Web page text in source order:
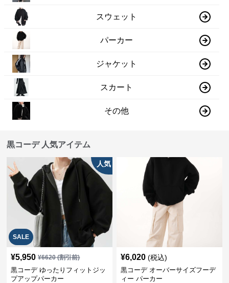
スウェット
パーカー
ジャケット
スカート
その他
黒コーデ 人気アイテム
SALE
人気
¥5,950 ¥6620(割引前)
黒コーデ ゆったりフィットジッ
プアップパーカー
¥6,020 (税込)
黒コーデ オーバーサイズフーデ
ィー パーカー